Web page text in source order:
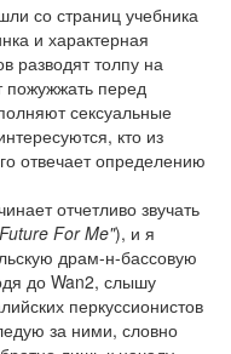
со страниц учебника
и характерная
разводят толпу на
пожужжать перед
сексуальные
кто из
отвечает определению
отчетливо звучать
For Me"), и я
драм-н-бассовую
до Wan2, слышу
перкуссионистов
за ними, словно